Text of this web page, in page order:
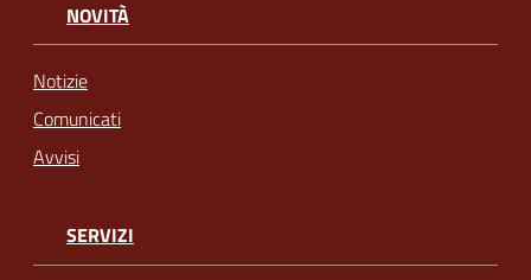
NOVITÀ
Notizie
Comunicati
Avvisi
SERVIZI